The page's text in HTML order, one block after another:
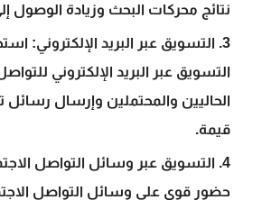
نتائج محركات البحث وزيادة الوصول
التسويق عبر البريد الإلكتروني:
التسويق عبر البريد الإلكتروني
الحاليين والمحتملين وإرسال
قيمة.
التسويق عبر وسائل التواصل
حضور قوي على وسائل التواصل